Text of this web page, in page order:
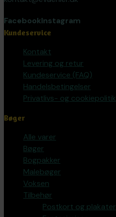
FacebookInstagram
Kundeservice
Kontakt
Levering og retur
Kundeservice (FAQ)
Handelsbetingelser
Privatlivs- og cookiepolitik
Bøger
Alle varer
Bøger
Bogpakker
Malebøger
Voksen
Tilbehør
Postkort og plakater